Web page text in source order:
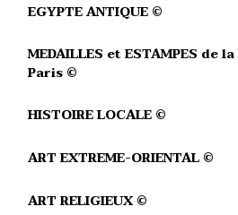
EGYPTE ANTIQUE ©
MEDAILLES et ESTAMPES de
Paris ©
HISTOIRE LOCALE ©
ART EXTREME-ORIENTAL ©
ART RELIGIEUX ©